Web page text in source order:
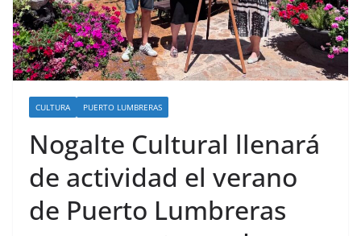
CULTURA PUERTO LUMBRERAS
Nogalte Cultural llenará
de actividad el verano
de Puerto Lumbreras